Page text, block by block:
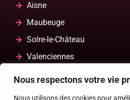
Nous respectons votre vie
Nous utilisons des cookies pour
Aisne
Maubeuge
Solre-le-Château
Valenciennes